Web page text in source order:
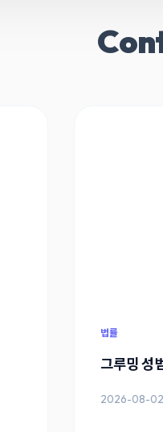
법률
그루밍 성
2026-08-02